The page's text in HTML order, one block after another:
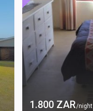
1.800 ZAR/night